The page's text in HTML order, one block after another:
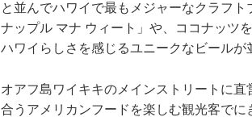
と並んでハワイで最もメジャーなクラフ
ナップル マナ ウィート」や、ココナッツ
ハワイらしさを感じるユニークなビールが
オアフ島ワイキキのメインストリートに
合うアメリカンフードを楽しむ観光客でに